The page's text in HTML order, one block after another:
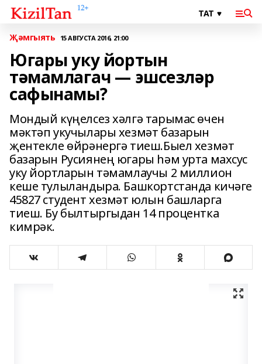
Җәмгыять 15 АВГУСТА 2016, 21:00
Югары уку йортын
тәмамлагач — эшсезләр
сафынамы?
Мондый күңелсез хәлгә тарымас өчен
мәктәп укучылары хезмәт базарын
җентекле өйрәнергә тиеш.Быел хезмәт
базарын Русиянең югары һәм урта махсус
уку йортларын тәмамлаучы 2 миллион
кеше тулыландыра. Башкортстанда кичәге
45827 студент хезмәт юлын башларга
тиеш. Бу былтыргыдан 14 процентка
кимрәк.